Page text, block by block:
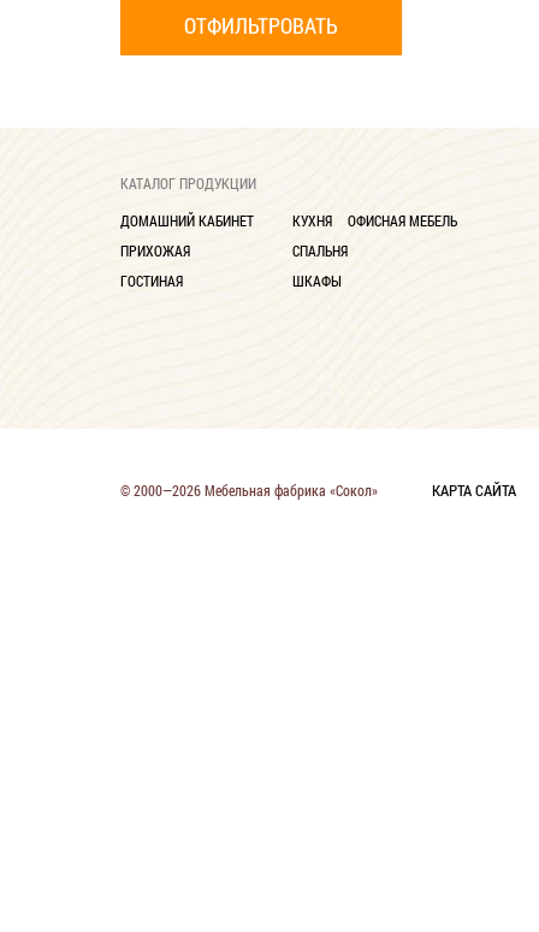
КАТАЛОГ ПРОДУКЦИИ
ДОМАШНИЙ КАБИНЕТ
ПРИХОЖАЯ
ГОСТИНАЯ
КУХНЯ
СПАЛЬНЯ
ШКАФЫ
ОФИСНАЯ МЕБЕЛЬ
© 2000—2026 Мебельная фабрика «Сокол» КАРТА САЙТА